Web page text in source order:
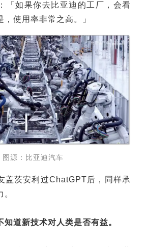
「如果你去比亚迪的工厂，会看
使用率非常之高。」
图源：比亚迪汽车
盖茨安利过ChatGPT后，同样承
知道新技术对人类是否有益。